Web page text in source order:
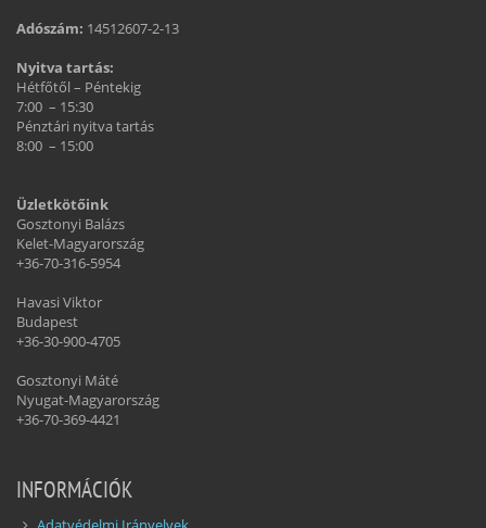
Adószám: 14512607-2-13
Nyitva tartás:
Hétfőtől – Péntekig
7:00 – 15:30
Pénztári nyitva tartás
8:00 – 15:00
Üzletkötőink
Gosztonyi Balázs
Kelet-Magyarország
+36-70-316-5954
Havasi Viktor
Budapest
+36-30-900-4705
Gosztonyi Máté
Nyugat-Magyarország
+36-70-369-4421
INFORMÁCIÓK